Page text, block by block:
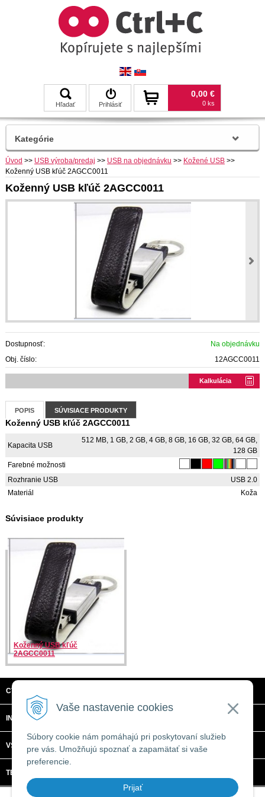
Vaše nastavenie cookies
Súbory cookie nám pomáhajú pri poskytovaní služieb
pre vás. Umožňujú spoznať a zapamätať si vaše
preferencie.
Prijať
Hľadať Prihlásiť
0,00 €
0 ks
Úvod >> USB výroba/predaj >> USB na objednávku >> Kožené USB >>
Koženný USB kľúč 2AGCC0011
Koženný USB kľúč 2AGCC0011
Dostupnosť:
Na objednávku
Obj. číslo:
12AGCC0011
Kalkulácia
POPIS SÚVISIACE PRODUKTY
Koženný USB kľúč 2AGCC0011
Kapacita USB
512 MB, 1 GB, 2 GB, 4 GB, 8 GB, 16 GB, 32 GB, 64 GB,
128 GB
Farebné možnosti
Rozhranie USB
USB 2.0
Materiál
Koža
Súvisiace produkty
Koženný USB kľúč
2AGCC0011
Kategórie
CTRL + C, S.R.O.
INFORMÁCIE
VŠETKO O NÁKUPE
TECHNICKÉ ŠPECIFIKÁCIE
© 2026 CTRL + C, s.r.o. • tvorba eshopu cez UNIobchod spoločnosti